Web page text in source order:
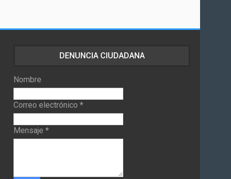
DENUNCIA CIUDADANA
Nombre
Correo electrónico *
Mensaje *